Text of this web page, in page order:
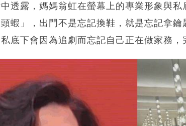
透露，媽媽翁虹在螢幕上的專業形象與
蝦」，出門不是忘記換鞋，就是忘記拿
底下會因為追劇而忘記自己正在做家務，